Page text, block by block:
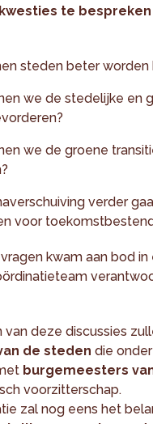
te
steden beter
we de stedelijke en
we de groene
verder
voor
kwam aan bod
van deze discussies
de steden die
burgemeesters
voorzitterschap.
zal nog eens het